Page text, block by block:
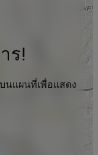
ร!
นแผนที่เพื่อแสดง